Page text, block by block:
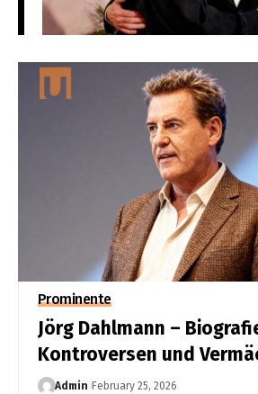
Prominente
Jörg Dahlmann –
Kontroversen und
Admin February 25, 2026